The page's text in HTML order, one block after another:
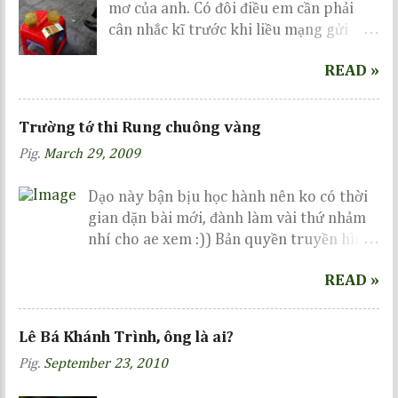
mơ của anh. Có đôi điều em cần phải
cân nhắc kĩ trước khi liều mạng gửi
READ »
Trường tớ thi Rung chuông vàng
Pig. March 29, 2009
Dạo này bận bịu học hành nên ko có thời
gian dặn bài mới, đành làm vài thứ nhảm
nhí cho ae xem :)) Bản quyền truyền hình
bản quyền ảnh thôi, còn diễn biến cuộc
READ »
Lê Bá Khánh Trình, ông là ai?
Pig. September 23, 2010